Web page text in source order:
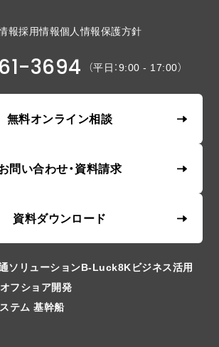
報採用情報個人情報保護方針
3694 （平日：9:00 - 17:00）
無料オンライン相談
問い合わせ・資料請求
資料ダウンロード
ソリューションB-Luck8Kビジネス活用
オフショア開発
テム 基幹船